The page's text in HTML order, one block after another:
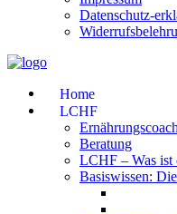
Datenschutz-
Home
LCHF
Beratung
LCHF – Was ist
Basiswissen: